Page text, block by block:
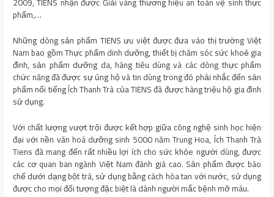
phẩm,…
Những dòng sản phẩm TIENS ưu việt được đưa vào thị trường Việt
Nam bao gồm Thực phẩm dinh dưỡng, thiết bị chăm sóc sức khoẻ gia
đình, sản phẩm dưỡng da, hàng tiêu dùng và các dòng thực phẩm
chức năng đã được sự ủng hộ và tin dùng trong đó phải nhắc đến sản
phẩm nổi tiếng Ích Thanh Trà của TIENS đã được hàng triệu hộ gia đình
sử dụng.
Với chất lượng vượt trội được kết hợp giữa công nghệ sinh học hiện
đại với nền văn hoá dưỡng sinh 5000 năm Trung Hoa, Ích Thanh Trà
Tiens đã mang đến rất nhiều lợi ích cho sức khỏe người dùng, được
các cơ quan ban ngành Việt Nam đánh giá cao. Sản phẩm được bào
chế dưới dạng bột trà, sử dụng bằng cách hòa tan với nước, sử dụng
được cho mọi đối tượng đặc biệt là dành người mắc bệnh mỡ máu.